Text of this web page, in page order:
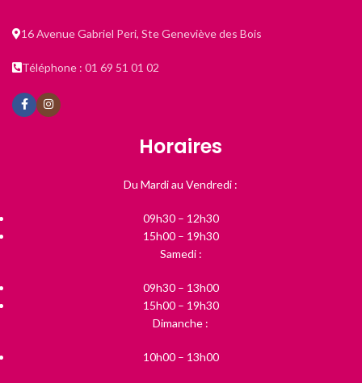
16 Avenue Gabriel Peri, Ste Geneviève des Bois
Téléphone : 01 69 51 01 02
Horaires
Du Mardi au Vendredi :
09h30 – 12h30
15h00 – 19h30
Samedi :
09h30 – 13h00
15h00 – 19h30
Dimanche :
10h00 – 13h00